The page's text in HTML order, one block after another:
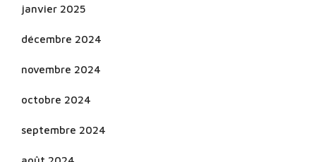
janvier 2025
décembre 2024
novembre 2024
octobre 2024
septembre 2024